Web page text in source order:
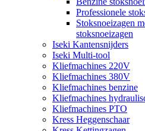
Professionele
Stoksnoeizagen
stoksnoeizagen
Iseki Kantensnijders
Iseki Multi-tool
Kliefmachines 220V
Kliefmachines 380V
Kliefmachines benzine
Kliefmachines
Kliefmachines PTO
Kress Heggenschaar